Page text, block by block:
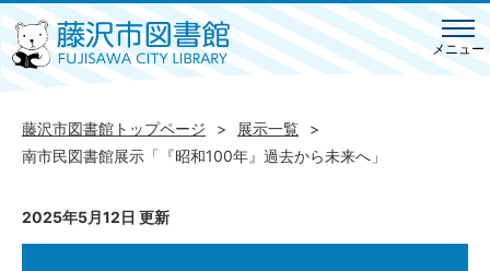
メニュー
藤沢市図書館トップページ
展示一覧
南市民図書館展示「『昭和100年』過去から未来へ」
2025年5月12日 更新